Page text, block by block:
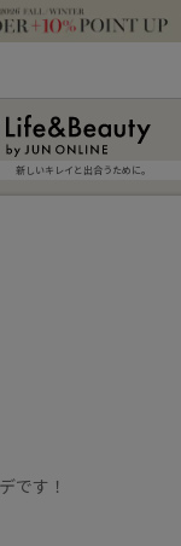
新しいキレイと出合うために。
です！